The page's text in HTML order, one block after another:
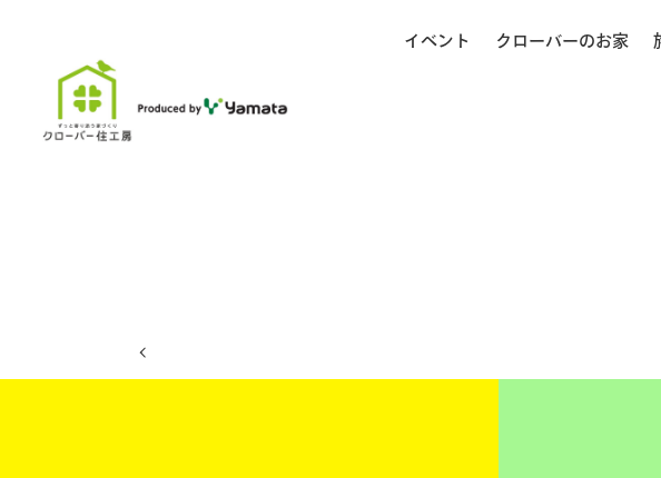
イベント クローバーのお家
ホーム イベント日程